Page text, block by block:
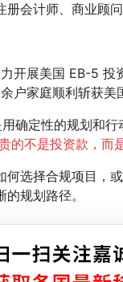
会计师、商业顾
展美国 EB-5 投
户家庭顺利斩获
定性的规划和行
的不是投资款，而
选择合规项目，
规划路径。